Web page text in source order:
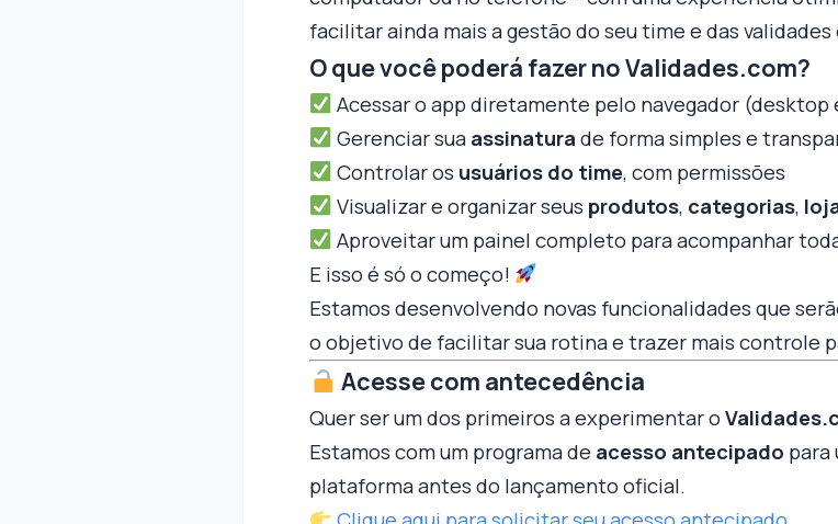
facilitar ainda mais a gestão do seu time e das
O que você poderá fazer no Validades.com?
Acessar o app diretamente pelo navegador (desktop
Gerenciar suaassinaturade forma simples e
Controlar os usuários do time, com permissões
Visualizar e organizar seus produtos, categorias,
Aproveitar um painel completo para acompanhar
E isso é só o começo!
Estamos desenvolvendo novas funcionalidades que
o objetivo de facilitar sua rotina e trazer mais controle
Acesse com antecedência
Quer ser um dos primeiros a experimentar o
Estamos com um programa de acesso antecipado para
plataforma antes do lançamento oficial.